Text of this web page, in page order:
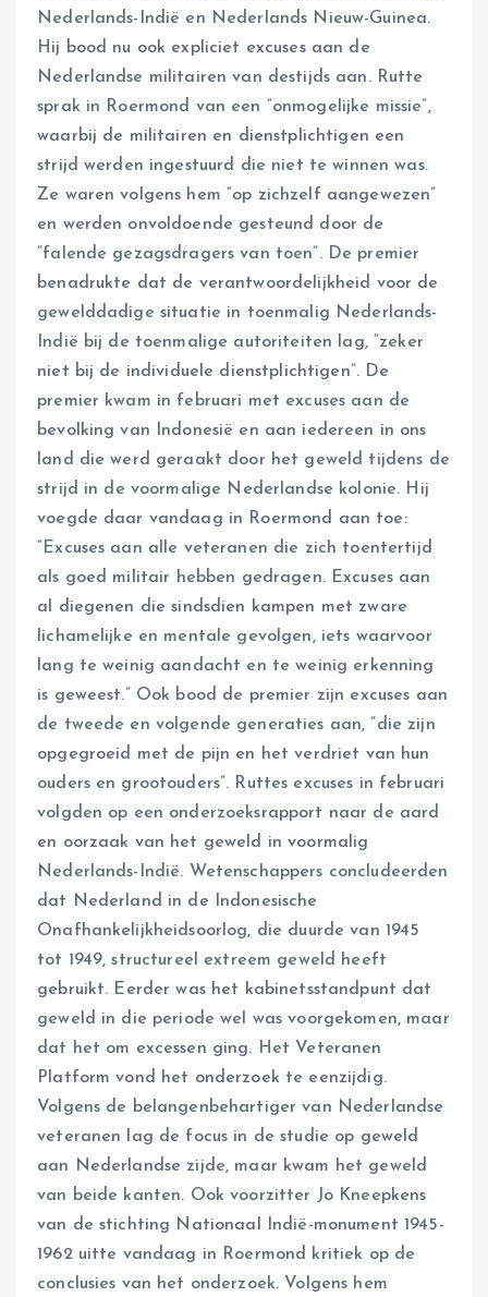
Nederlands-Indië en Nederlands Nieuw-Guinea.
Hij bood nu ook expliciet excuses aan de
Nederlandse militairen van destijds aan. Rutte
sprak in Roermond van een “onmogelijke missie”,
waarbij de militairen en dienstplichtigen een
strijd werden ingestuurd die niet te winnen was.
Ze waren volgens hem “op zichzelf aangewezen”
en werden onvoldoende gesteund door de
“falende gezagsdragers van toen”. De premier
benadrukte dat de verantwoordelijkheid voor de
gewelddadige situatie in toenmalig Nederlands-
Indië bij de toenmalige autoriteiten lag, “zeker
niet bij de individuele dienstplichtigen”. De
premier kwam in februari met excuses aan de
bevolking van Indonesië en aan iedereen in ons
land die werd geraakt door het geweld tijdens de
strijd in de voormalige Nederlandse kolonie. Hij
voegde daar vandaag in Roermond aan toe:
“Excuses aan alle veteranen die zich toentertijd
als goed militair hebben gedragen. Excuses aan
al diegenen die sindsdien kampen met zware
lichamelijke en mentale gevolgen, iets waarvoor
lang te weinig aandacht en te weinig erkenning
is geweest.” Ook bood de premier zijn excuses aan
de tweede en volgende generaties aan, “die zijn
opgegroeid met de pijn en het verdriet van hun
ouders en grootouders”. Ruttes excuses in februari
volgden op een onderzoeksrapport naar de aard
en oorzaak van het geweld in voormalig
Nederlands-Indië. Wetenschappers concludeerden
dat Nederland in de Indonesische
Onafhankelijkheidsoorlog, die duurde van 1945
tot 1949, structureel extreem geweld heeft
gebruikt. Eerder was het kabinetsstandpunt dat
geweld in die periode wel was voorgekomen, maar
dat het om excessen ging. Het Veteranen
Platform vond het onderzoek te eenzijdig.
Volgens de belangenbehartiger van Nederlandse
veteranen lag de focus in de studie op geweld
aan Nederlandse zijde, maar kwam het geweld
van beide kanten. Ook voorzitter Jo Kneepkens
van de stichting Nationaal Indië-monument 1945-
1962 uitte vandaag in Roermond kritiek op de
conclusies van het onderzoek. Volgens hem